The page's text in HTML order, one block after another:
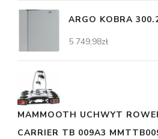
ARGO KOBRA
5 749,98zł
MAMMOOTH UCHWYT
CARRIER TB 009A3